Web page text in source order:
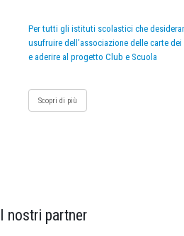
Per tutti gli istituti scolastici che
usufruire dell’associazione delle carte
e aderire al progetto Club e Scuola
Scopri di più
I nostri partner